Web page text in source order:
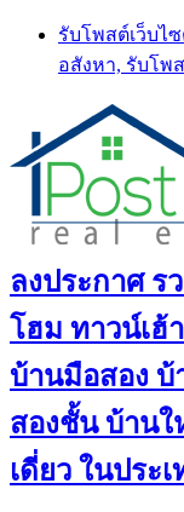
Skip
content
รับโพสต์เว็บไ
อสังหา, รับโพ
ลงประกาศ ร
โฮม ทาวน์เฮ้
บ้านมือสอง บ้
สองชั้น บ้านใ
เดี่ยว ในประ